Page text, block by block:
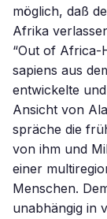
möglich, daß
Afrika
“Out of Africa-
sapiens aus
entwickelte
Ansicht von
spräche die
von ihm und
einer
Menschen.
unabhängig in